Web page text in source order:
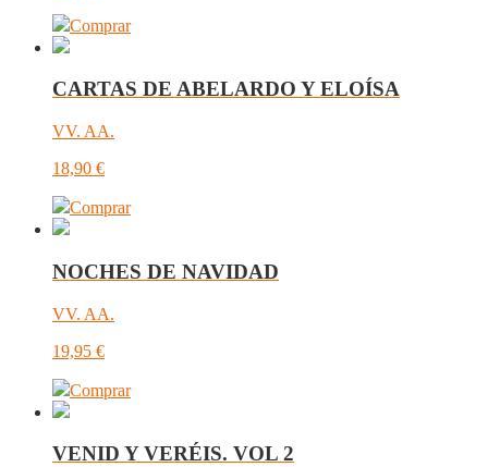
Comprar
CARTAS DE ABELARDO Y ELOÍSA
VV. AA.
18,90 €
Comprar
NOCHES DE NAVIDAD
VV. AA.
19,95 €
Comprar
VENID Y VERÉIS. VOL 2